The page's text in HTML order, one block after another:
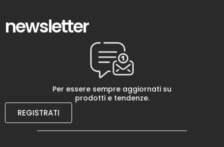
newsletter
Per essere sempre aggiornati su
prodotti e tendenze.
REGISTRATI